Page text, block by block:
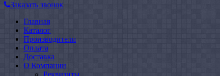
Заказать звонок
Главная
Каталог
Производители
Оплата
Доставка
О Компании
Реквизиты